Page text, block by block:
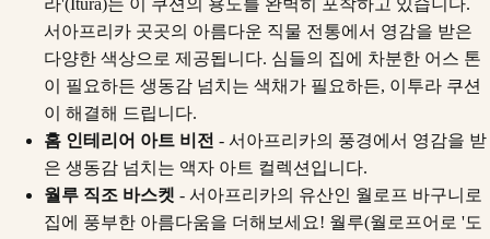
라'(Itura)는 이 쿠션의 용도를 완벽히 포착하고 있습니다.
서아프리카 곳곳의 아름다운 직물 전통에서 영감을 받은
다양한 색상으로 제공됩니다. 심들의 집에 차분한 어스 톤
이 필요하든 생동감 넘치는 색채가 필요하든, 이투라 쿠션
이 해결해 드립니다.
홈 인테리어 아트 비전 - 서아프리카의 풍경에서 영감을 받
은 생동감 넘치는 액자 아트 컬렉션입니다.
월루 직조 바스켓 - 서아프리카의 유산인 월로프 바구니로
집에 풍부한 아름다움을 더해보세요! 월루(월로프어로 '도